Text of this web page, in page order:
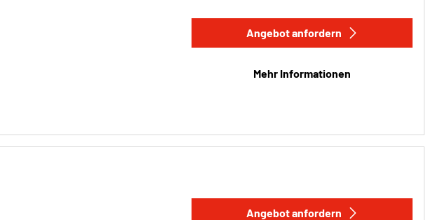
Angebot anfordern
Mehr Informationen
Angebot anfordern